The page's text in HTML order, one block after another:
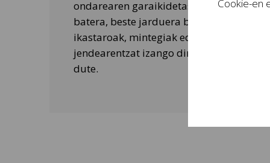
ondarearen garaikidetasuna
batera, beste jarduera batzuk ere egiten
ikastaroak, mintegiak edo tailer
jendearentzat izango dira eta bisitarien
dute.
Cookie-en